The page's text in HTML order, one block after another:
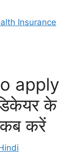
Insurance
apply
के
करें